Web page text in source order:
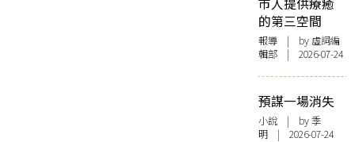
市人提供療癒
的第三空間
報導 | by 虛詞編
輯部 | 2026-07-24
預謀一場消失
小說 | by 季
明 | 2026-07-24